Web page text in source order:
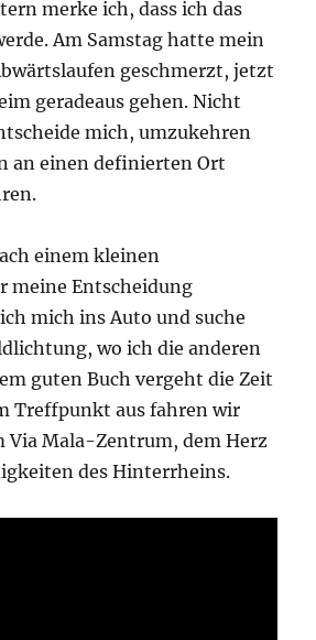
merke ich, dass ich das
Am Samstag hatte mein
geschmerzt, jetzt
geradeaus gehen. Nicht
mich, umzukehren
an einen definierten Ort
einem kleinen
meine Entscheidung
mich ins Auto und suche
wo ich die anderen
guten Buch vergeht die Zeit
Treffpunkt aus fahren wir
Via Mala-Zentrum, dem Herz
des Hinterrheins.